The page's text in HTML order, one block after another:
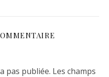
pas publiée. Les champs